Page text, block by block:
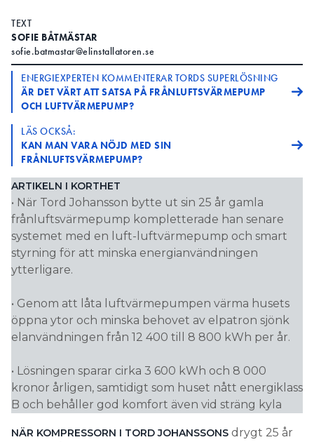
TEXT
SOFIE BÅTMÄSTAR
sofie.batmastar@elinstallatoren.se
ENERGIEXPERTEN KOMMENTERAR TORDS SUPERLÖSNING
ÄR DET VÄRT ATT SATSA PÅ FRÅNLUFTSVÄRMEPUMP
OCH LUFTVÄRMEPUMP?
LÄS OCKSÅ:
KAN MAN VARA NÖJD MED SIN
FRÅNLUFTSVÄRMEPUMP?
ARTIKELN I KORTHET
• När Tord Johansson bytte ut sin 25 år gamla
frånluftsvärmepump kompletterade han senare
systemet med en luft-luftvärmepump och smart
styrning för att minska energianvändningen
ytterligare.
• Genom att låta luftvärmepumpen värma husets
öppna ytor och minska behovet av elpatron sjönk
elanvändningen från 12 400 till 8 800 kWh per år.
• Lösningen sparar cirka 3 600 kWh och 8 000
kronor årligen, samtidigt som huset nått energiklass
B och behåller god komfort även vid sträng kyla
NÄR KOMPRESSORN I TORD JOHANSSONS drygt 25 år